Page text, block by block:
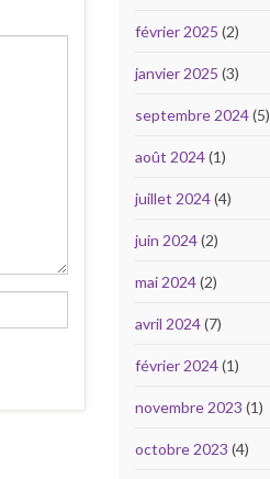
février 2025 (2)
janvier 2025 (3)
septembre 2024(5)
août 2024(1)
juillet 2024(4)
juin 2024(2)
mai 2024(2)
avril 2024(7)
février 2024(1)
novembre 2023 (1)
octobre 2023 (4)